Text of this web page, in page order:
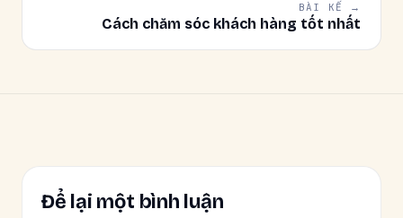
BÀI KẾ →
Cách chăm sóc khách hàng tốt nhất
Để lại một bình luận